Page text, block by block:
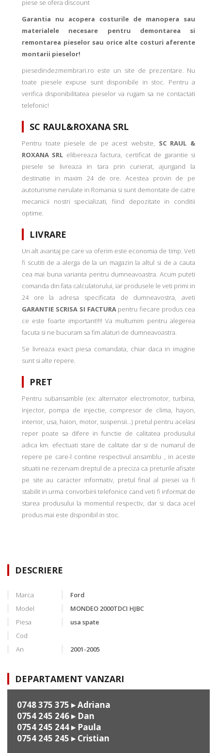
piese se ofera discount
Garantia nu acopera costurile de manopera sau
materialele necesare pentru demontarea si
remontarea pieselor sau orice alte costuri aferente
montarii pieselor!
piesedindezmembrari.ro este un site de prezentare. Nu
toate piesele expuse sunt disponibile in stoc. Pentru a
verifica disponibilitatea pieselor va rugam sa ne contactati
telefonic!
SC RAUL&ROXANA SRL
Pentru toate piesele de pe acest website, SC RAUL &
ROXANA SRL elibereaza factura, certificat de garantie si
piesele se livreaza in tara prin curierat, ajungand la
destinatie in maxim 24 de ore. Acestea provin de pe
autoturisme nerulate in Romania si sunt demontate de catre
mecanicii nostri specializati, fiind depozitate in conditii
optime.
LIVRARE
Un alt avantaj pe care va oferim este economia de timp. Veti
fi scutiti de a alerga de la un magazin la altul si de a cauta
cea mai buna varianta pentru dumneavoastra. Acum puteti
comanda din fata calculatorului, iar produsele le veti primi in
24 ore la adresa specificata de dumneavostra, aveti
GARANTIE SCRISA SI FACTURApentru fiecare produs cea
ce este foarte important!!!! Va multumim pentru alegerea
facuta si ne bucuram sa fim alaturi de dumneavoastra.
Se livreaza exact piesa comandata, chiar daca in imagine
sunt si alte repere.
PRET
Pentru subansamble (ex: alternator electromotor, turbina,
injector, pompa de injectie, compresor de clima, hayon,
interior, usa, haion, motor, suspensii...) pretul pentru acelasi
reper poate sa difere in functie de calitatea produsului
adica km. efectuati stare de calitate dar si de numarul de
repere pe care-l contine respectivul ansamblu , in aceste
situatii ne rezervam dreptul de a preciza ca preturile afisate
pe site au caracter informativ, pretul final al piesei va fi
stabilit in urma convorbirii telefonice cand veti fi informat de
starea produsului la momentul respectiv, dar si daca acel
produs mai este disponibil in stoc.
DESCRIERE
Marca
Ford
Model
MONDEO 2000TDCI HJBC
Piesa
usa spate
Cod
An
2001-2005
DEPARTAMENT VANZARI
0748 375 375 ▸ Adriana
0754 245 246▸ Dan
0754 245 244▸ Paula
0754 245 245 ▸ Cristian